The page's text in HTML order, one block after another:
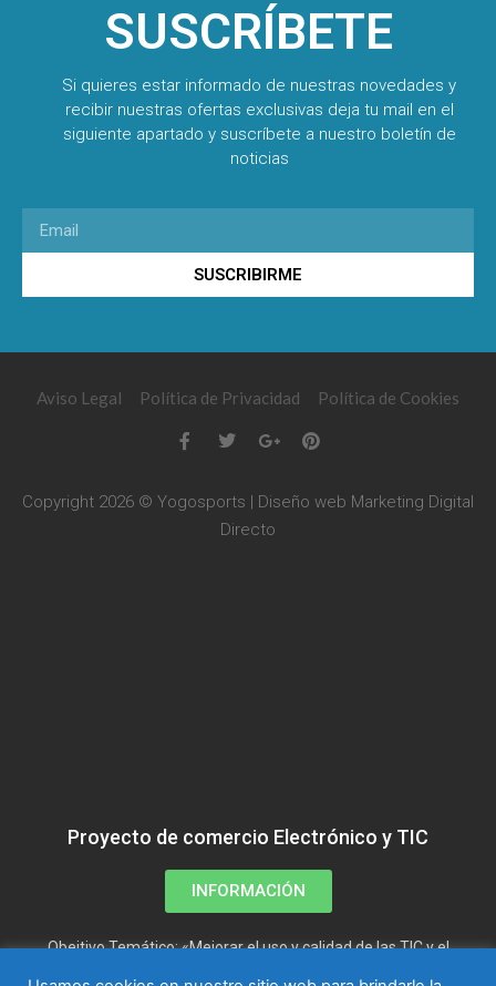
SUSCRÍBETE
Si quieres estar informado de nuestras novedades y
recibir nuestras ofertas exclusivas deja tu mail en el
siguiente apartado y suscríbete a nuestro boletín de
noticias
SUSCRIBIRME
Aviso Legal Política de Privacidad Política de Cookies
Copyright 2026 © Yogosports | Diseño web Marketing Digital
Directo
Proyecto de comercio Electrónico y TIC
INFORMACIÓN
Obejtivo Temático: «Mejorar el uso y calidad de las TIC y el